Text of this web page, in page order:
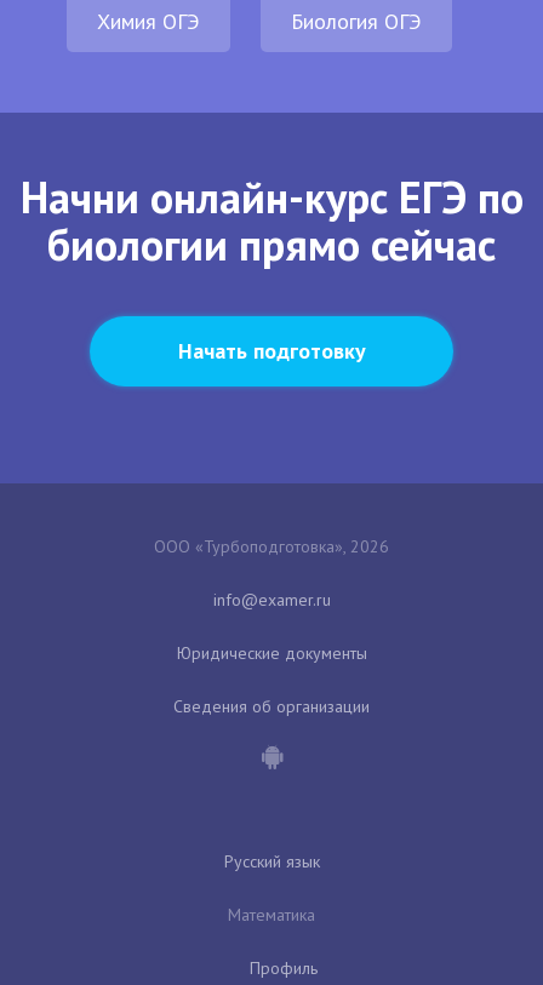
Химия ОГЭ Биология ОГЭ
Начни онлайн-курс ЕГЭ по
биологии прямо сейчас
Начать подготовку
ООО «Турбоподготовка», 2026
Юридические документы
Сведения об организации
Русский язык
Математика
Профиль